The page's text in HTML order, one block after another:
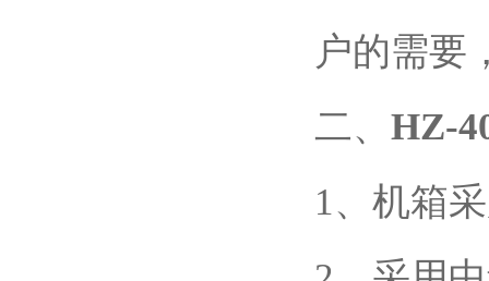
户的需要
二、 HZ-
1、机箱